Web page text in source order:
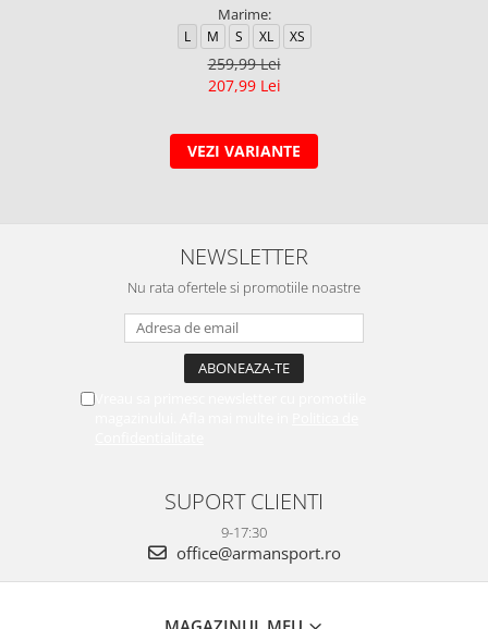
Marime:
L M S XL XS
259,99 Lei
207,99 Lei
VEZI VARIANTE
NEWSLETTER
Nu rata ofertele si promotiile noastre
SUPORT CLIENTI
9-17:30
office@armansport.ro